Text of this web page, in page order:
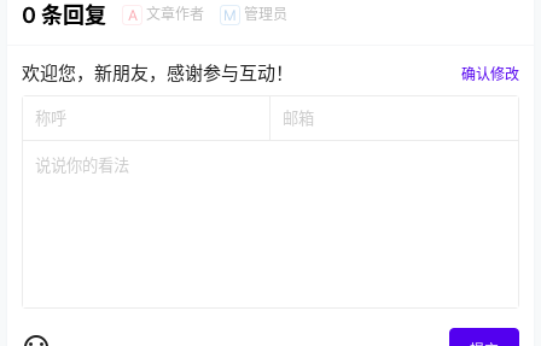
0 条回复 A 文章作者 M 管理员
欢迎您，新朋友，感谢参与互动！ 确认修改